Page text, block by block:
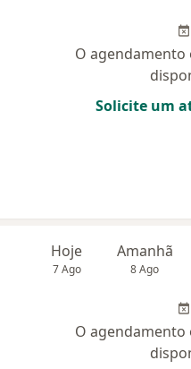
O agendamento
Solicite um
Hoje
7 Ago
Amanhã
8 Ago
O agendamento